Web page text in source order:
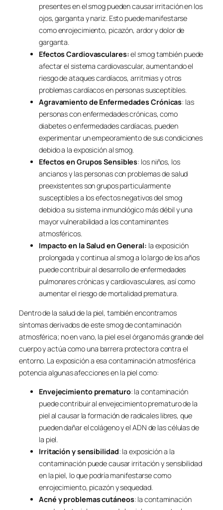
presentes en el smog pueden causar irritación en los
ojos, garganta y nariz. Esto puede manifestarse
como enrojecimiento, picazón, ardor y dolor de
garganta.
Efectos Cardiovasculares:el smog también puede
afectar el sistema cardiovascular, aumentando el
riesgo de ataques cardíacos, arritmias y otros
problemas cardíacos en personas susceptibles.
Agravamiento de Enfermedades Crónicas: las
personas con enfermedades crónicas, como
diabetes o enfermedades cardíacas, pueden
experimentar un empeoramiento de sus condiciones
debido a la exposición al smog.
Efectos en Grupos Sensibles: los niños, los
ancianos y las personas con problemas de salud
preexistentes son grupos particularmente
susceptibles a los efectos negativos del smog
debido a su sistema inmunológico más débil y una
mayor vulnerabilidad a los contaminantes
atmosféricos.
Impacto en la Salud en General: la exposición
prolongada y continua al smog a lo largo de los años
puede contribuir al desarrollo de enfermedades
pulmonares crónicas y cardiovasculares, así como
aumentar el riesgo de mortalidad prematura.
Dentro de la salud de la piel, también encontramos
síntomas derivados de este smog de contaminación
atmosférica; no en vano, la piel es el órgano más grande del
cuerpo y actúa como una barrera protectora contra el
entorno. La exposición a esa contaminación atmosférica
potencia algunas afecciones en la piel como:
Envejecimiento prematuro: la contaminación
puede contribuir al envejecimiento prematuro de la
piel al causar la formación de radicales libres, que
pueden dañar el colágeno y el ADN de las células de
la piel.
Irritación y sensibilidad: la exposición a la
contaminación puede causar irritación y sensibilidad
en la piel, lo que podría manifestarse como
enrojecimiento, picazón y sequedad.
Acné y problemas cutáneos: la contaminación